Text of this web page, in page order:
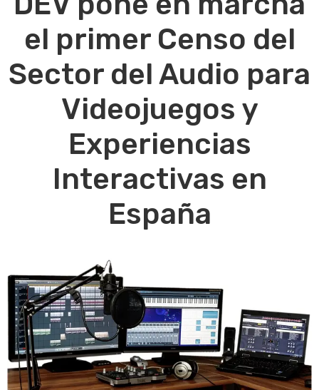
el primer Censo del
Sector del Audio para
Videojuegos y
Experiencias
Interactivas en
España